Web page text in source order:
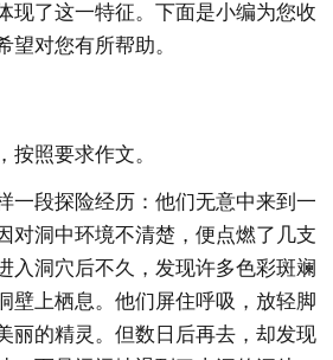
现了这一特征。下面是小编为您收
望对您有所帮助。
按照要求作文。
一段探险经历：他们无意中来到一
对洞中环境不清楚，便点燃了几支
入洞穴后不久，发现许多色彩斑斓
壁上栖息。他们屏住呼吸，放轻脚
丽的精灵。但数日后再去，却发现